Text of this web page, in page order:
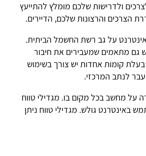
ולדרישות שלכם מומלץ להתייעץ
הצרכים והרצונות שלכם, הדיירים.
על גב רשת החשמל הביתית.
גם מתאמים שמעבירים את חיבור
קומות אחדות יש צורך בשימוש
לנתב המרכזי.
על מחשב בכל מקום בו. מגדילי טווח
באינטרנט גולש. מגדילי טווח ניתן